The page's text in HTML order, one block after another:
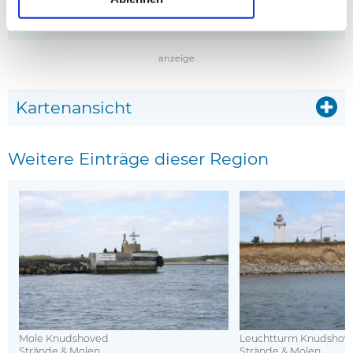
* Affiliate-Links
anzeige
Kartenansicht
Weitere Einträge dieser Region
Mole Knudshoved
Leuchtturm